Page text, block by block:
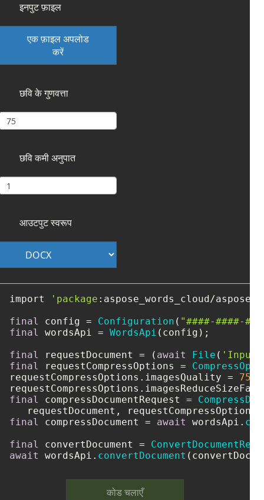
इनपुट फ़ाइल
एक फ़ाइल अपलोड
करें
छवि के गुणवत्ता
छवि कमी अनुपात
आउटपुट स्वरूप
import 'package :aspose_words_cloud/
final
config = Configuration ( "####-####-
final
wordsApi = WordsApi (config);
final
requestDocument = ( await File ( 'Input
final
requestCompressOptions =
requestCompressOptions.imagesQuality = 75
final
compressDocumentRequest =
final
compressDocument = await wordsApi.
final
convertDocument =
await
wordsApi. convertDocument
कोड चलाएँ